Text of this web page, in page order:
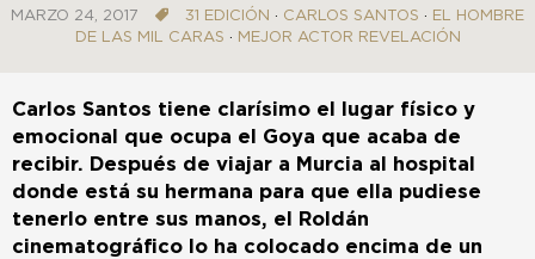
MARZO 24, 2017 31 EDICIÓN · CARLOS SANTOS · EL HOMBRE
DE LAS MIL CARAS · MEJOR ACTOR REVELACIÓN
Carlos Santos tiene clarísimo el lugar físico y
emocional que ocupa el Goya que acaba de
recibir. Después de viajar a Murcia al hospital
donde está su hermana para que ella pudiese
tenerlo entre sus manos, el Roldán
cinematográfico lo ha colocado encima de un